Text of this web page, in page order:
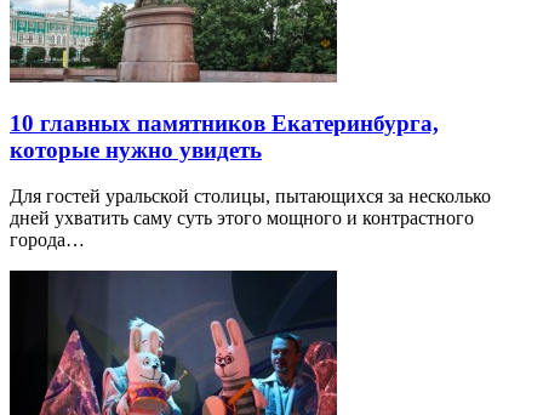
10 главных памятников Екатеринбурга,
которые нужно увидеть
Для гостей уральской столицы, пытающихся за несколько
дней ухватить саму суть этого мощного и контрастного
города…